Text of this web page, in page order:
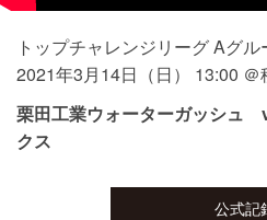
トップチャレンジリーグ Aグル
2021年3月14日（日） 13:00 ＠
栗田工業ウォーターガッシ
クス
公式記